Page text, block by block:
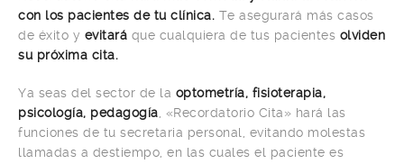
con los pacientes de tu clínica. Te asegurará más casos
de éxito y evitará que cualquiera de tus pacientes olviden
su próxima cita.
Ya seas del sector de la optometría, fisioterapia,
psicología, pedagogía , «Recordatorio Cita» hará las
funciones de tu secretaria personal, evitando molestas
llamadas a destiempo, en las cuales el paciente es